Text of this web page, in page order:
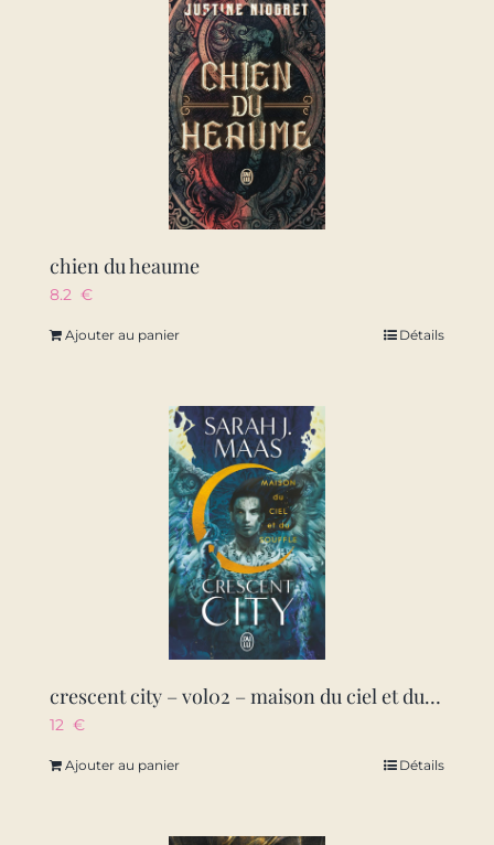
chien du heaume
8.2 €
Ajouter au panier Détails
crescent city – vol02 – maison du ciel et du souffle
12 €
Ajouter au panier Détails